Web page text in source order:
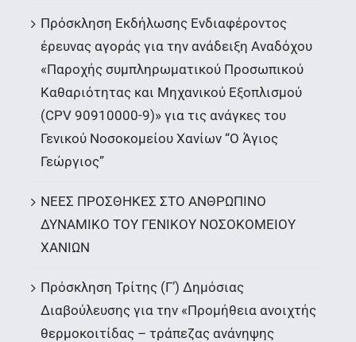
Πρόσκληση Εκδήλωσης Ενδιαφέροντος
έρευνας αγοράς για την ανάδειξη Αναδόχου
«Παροχής συμπληρωματικού Προσωπικού
Καθαριότητας και Μηχανικού Εξοπλισμού
(CPV 90910000-9)» για τις ανάγκες του
Γενικού Νοσοκομείου Χανίων “Ο Άγιος
Γεώργιος”
ΝΕΕΣ ΠΡΟΣΘΗΚΕΣ ΣΤΟ ΑΝΘΡΩΠΙΝΟ
ΔΥΝΑΜΙΚΟ ΤΟΥ ΓΕΝΙΚΟΥ ΝΟΣΟΚΟΜΕΙΟΥ
ΧΑΝΙΩΝ
Πρόσκληση Τρίτης (Γ’) Δημόσιας
Διαβούλευσης για την «Προμήθεια ανοιχτής
θερμοκοιτίδας – τράπεζας ανάνηψης